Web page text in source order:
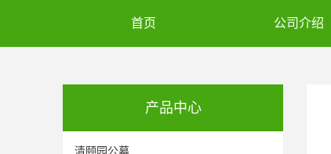
首页 公司介绍
产品中心
清颐园公墓